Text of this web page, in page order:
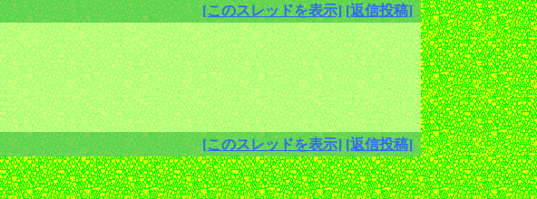
[このスレッドを表示] [返信投稿]
[このスレッドを表示] [返信投稿]